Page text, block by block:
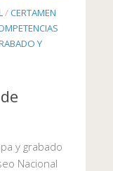
/CERTAMEN
Y
y grabado
Nacional